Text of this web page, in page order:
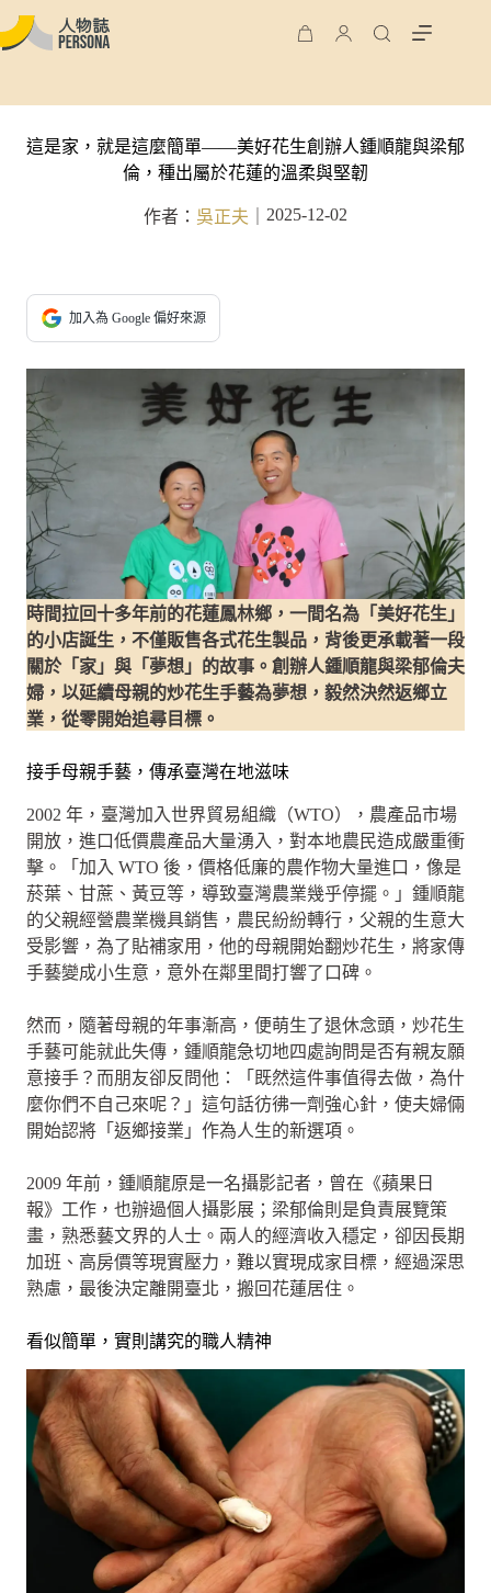
這是家，就是這麼簡單——美好花生創辦人鍾順龍與梁郁
倫，種出屬於花蓮的溫柔與堅韌
作者： 吳正夫 2025-12-02
加入為 Google 偏好來源
時間拉回十多年前的花蓮鳳林鄉，一間名為「美好花生」
的小店誕生，不僅販售各式花生製品，背後更承載著一段
關於「家」與「夢想」的故事。創辦人鍾順龍與梁郁倫夫
婦，以延續母親的炒花生手藝為夢想，毅然決然返鄉立
業，從零開始追尋目標。
接手母親手藝，傳承臺灣在地滋味
2002 年，臺灣加入世界貿易組織（WTO），農產品市場
開放，進口低價農產品大量湧入，對本地農民造成嚴重衝
擊。「加入 WTO 後，價格低廉的農作物大量進口，像是
菸葉、甘蔗、黃豆等，導致臺灣農業幾乎停擺。」鍾順龍
的父親經營農業機具銷售，農民紛紛轉行，父親的生意大
受影響，為了貼補家用，他的母親開始翻炒花生，將家傳
手藝變成小生意，意外在鄰里間打響了口碑。
然而，隨著母親的年事漸高，便萌生了退休念頭，炒花生
手藝可能就此失傳，鍾順龍急切地四處詢問是否有親友願
意接手？而朋友卻反問他：「既然這件事值得去做，為什
麼你們不自己來呢？」這句話彷彿一劑強心針，使夫婦倆
開始認將「返鄉接業」作為人生的新選項。
2009 年前，鍾順龍原是一名攝影記者，曾在《蘋果日
報》工作，也辦過個人攝影展；梁郁倫則是負責展覽策
畫，熟悉藝文界的人士。兩人的經濟收入穩定，卻因長期
加班、高房價等現實壓力，難以實現成家目標，經過深思
熟慮，最後決定離開臺北，搬回花蓮居住。
看似簡單，實則講究的職人精神